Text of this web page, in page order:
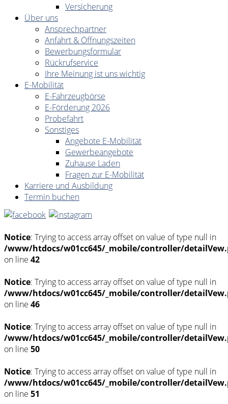
Versicherung
Über uns
Ansprechpartner
Anfahrt & Öffnungszeiten
Bewerbungsformular
Rückrufservice
Ihre Meinung ist uns wichtig
E-Mobilität
E-Fahrzeugbörse
E-Förderung 2026
Probefahrt
Sonstiges
Angebote E-Mobilität
Gewerbeangebote
Zuhause Laden
Fragen zur E-Mobilität
Karriere und Ausbildung
Termin buchen
Notice: Trying to access array offset on value of type null in
/www/htdocs/w01cc645/_mobile/controller/
on line 42
Notice: Trying to access array offset on value of type null in
/www/htdocs/w01cc645/_mobile/controller/
on line 46
Notice: Trying to access array offset on value of type null in
/www/htdocs/w01cc645/_mobile/controller/
on line 50
Notice: Trying to access array offset on value of type null in
/www/htdocs/w01cc645/_mobile/controller/
on line 51